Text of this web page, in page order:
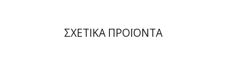
ΣΧΕΤΙΚΑ ΠΡΟΪΟΝΤΑ